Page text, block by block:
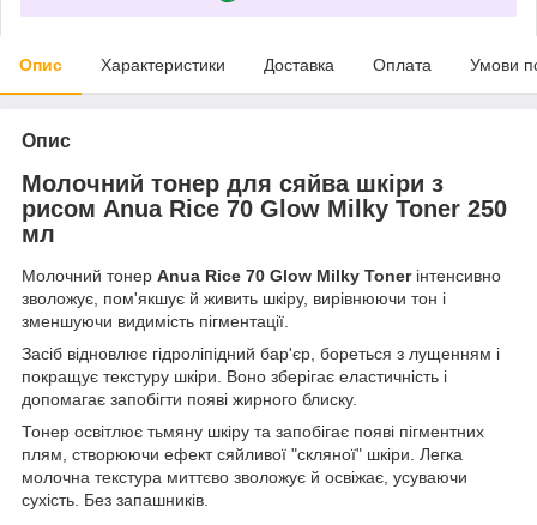
Опис Характеристики Доставка Оплата Умови
Опис
Молочний тонер для сяйва шкіри з
рисом Anua Rice 70 Glow Milky Toner 250
мл
Молочний тонер Anua Rice 70 Glow Milky Tonerінтенсивно
зволожує, пом'якшує й живить шкіру, вирівнюючи тон і
зменшуючи видимість пігментації.
Засіб відновлює гідроліпідний бар'єр, бореться з лущенням і
покращує текстуру шкіри. Воно зберігає еластичність і
допомагає запобігти появі жирного блиску.
Тонер освітлює тьмяну шкіру та запобігає появі пігментних
плям, створюючи ефект сяйливої "скляної" шкіри. Легка
молочна текстура миттєво зволожує й освіжає, усуваючи
сухість. Без запашників.